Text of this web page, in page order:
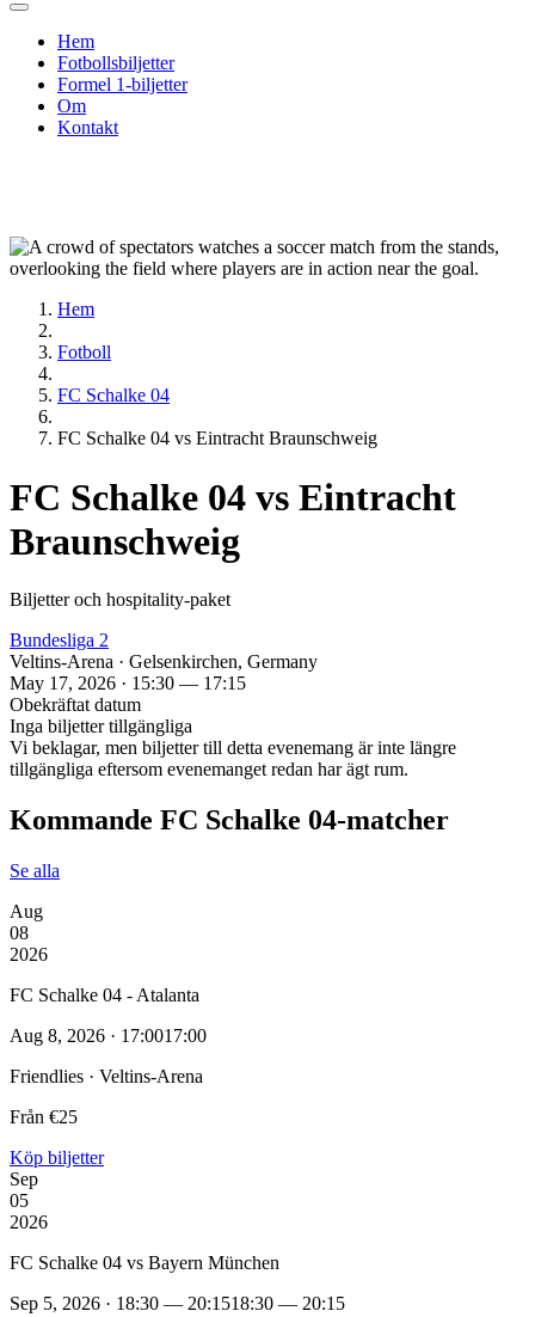
Hem
Fotbollsbiljetter
Formel 1‑biljetter
Om
Kontakt
Hem
Fotboll
FC Schalke 04
FC Schalke 04 vs Eintracht Braunschweig
FC Schalke 04 vs Eintracht
Braunschweig
Biljetter och hospitality‑paket
Bundesliga 2
Veltins-Arena · Gelsenkirchen, Germany
May 17, 2026 · 15:30 — 17:15
Obekräftat datum
Inga biljetter tillgängliga
Vi beklagar, men biljetter till detta evenemang är inte längre
tillgängliga eftersom evenemanget redan har ägt rum.
Kommande FC Schalke 04‑matcher
Se alla
Aug
08
2026
FC Schalke 04 - Atalanta
Aug 8, 2026 · 17:0017:00
Friendlies · Veltins-Arena
Från €25
Köp biljetter
Sep
05
2026
FC Schalke 04 vs Bayern München
Sep 5, 2026 · 18:30 — 20:1518:30 — 20:15